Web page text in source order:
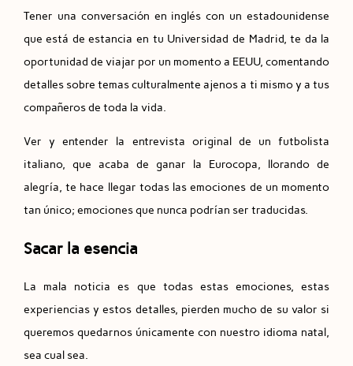
Tener una conversación en inglés con un estadounidense
que está de estancia en tu Universidad de Madrid, te da la
oportunidad de viajar por un momento a EEUU, comentando
detalles sobre temas culturalmente ajenos a ti mismo y a tus
compañeros de toda la vida.
Ver y entender la entrevista original de un futbolista
italiano, que acaba de ganar la Eurocopa, llorando de
alegría, te hace llegar todas las emociones de un momento
tan único; emociones que nunca podrían ser traducidas.
Sacar la esencia
La mala noticia es que todas estas emociones, estas
experiencias y estos detalles, pierden mucho de su valor si
queremos quedarnos únicamente con nuestro idioma natal,
sea cual sea.